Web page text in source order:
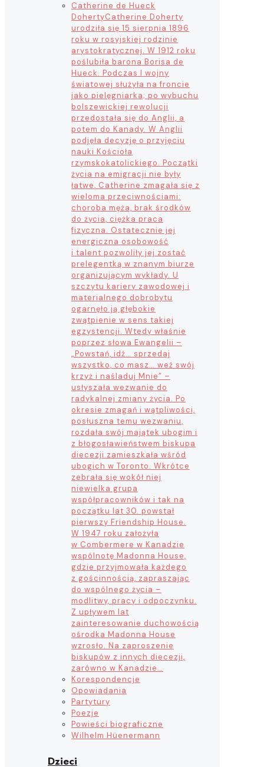
Catherine de Hueck
DohertyCatherine Doherty
urodziła się 15 sierpnia 1896
roku w rosyjskiej rodzinie
arystokratycznej. W 1912 roku
poślubiła barona Borisa de
Hueck. Podczas I wojny
światowej służyła na froncie
jako pielęgniarka; po wybuchu
bolszewickiej rewolucji
przedostała się do Anglii, a
potem do Kanady. W Anglii
podjęła decyzję o przyjęciu
nauki Kościoła
rzymskokatolickiego. Początki
życia na emigracji nie były
łatwe, Catherine zmagała się z
wieloma przeciwnościami:
choroba męża, brak środków
do życia, ciężka praca
fizyczna. Ostatecznie jej
energiczna osobowość
i talent pozwoliły jej zostać
prelegentką w znanym biurze
organizującym wykłady. U
szczytu kariery zawodowej i
materialnego dobrobytu
ogarnęło ją głębokie
zwątpienie w sens takiej
egzystencji. Wtedy właśnie
poprzez słowa Ewangelii –
„Powstań, idź… sprzedaj
wszystko, co masz… weź swój
krzyż i naśladuj Mnie” –
usłyszała wezwanie do
radykalnej zmiany życia. Po
okresie zmagań i wątpliwości,
posłuszna temu wezwaniu,
rozdała swój majątek ubogim i
z błogosławieństwem biskupa
diecezji zamieszkała wśród
ubogich w Toronto. Wkrótce
zebrała się wokół niej
niewielka grupa
współpracowników i tak na
początku lat 30. powstał
pierwszy Friendship House.
W 1947 roku założyła
w Combermere w Kanadzie
wspólnotę Madonna House,
gdzie przyjmowała każdego
z gościnnością, zapraszając
do wspólnego życia –
modlitwy, pracy i odpoczynku.
Z upływem lat
zainteresowanie duchowością
ośrodka Madonna House
wzrosło. Na zaproszenie
biskupów z innych diecezji,
zarówno w Kanadzie…
Korespondencje
Opowiadania
Partytury
Poezje
Powieści biograficzne
Wilhelm Hüenermann
Dzieci